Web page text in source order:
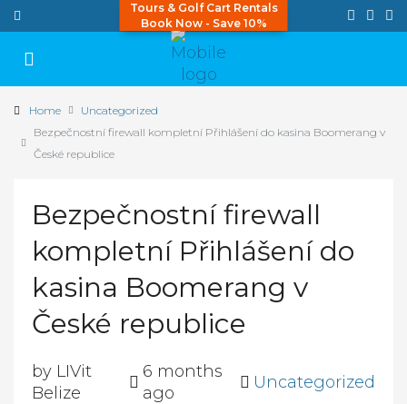
Tours & Golf Cart Rentals
Book Now - Save 10%
Home
Uncategorized
Bezpečnostní firewall kompletní Přihlášení do kasina Boomerang v
České republice
Bezpečnostní firewall
kompletní Přihlášení do
kasina Boomerang v
České republice
by LIVit
Belize
6 months
ago
Uncategorized